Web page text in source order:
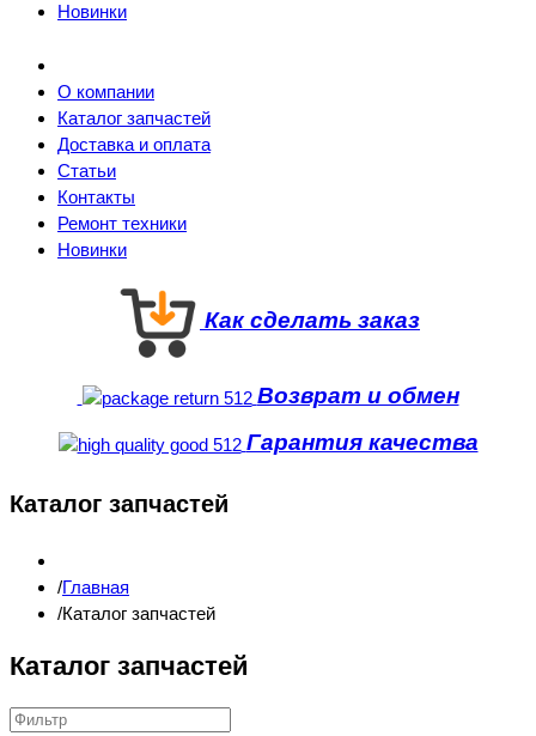
Новинки
О компании
Каталог запчастей
Доставка и оплата
Статьи
Контакты
Ремонт техники
Новинки
Как сделать заказ
Возврат и обмен
Гарантия качества
Каталог запчастей
Главная
Каталог запчастей
Каталог запчастей